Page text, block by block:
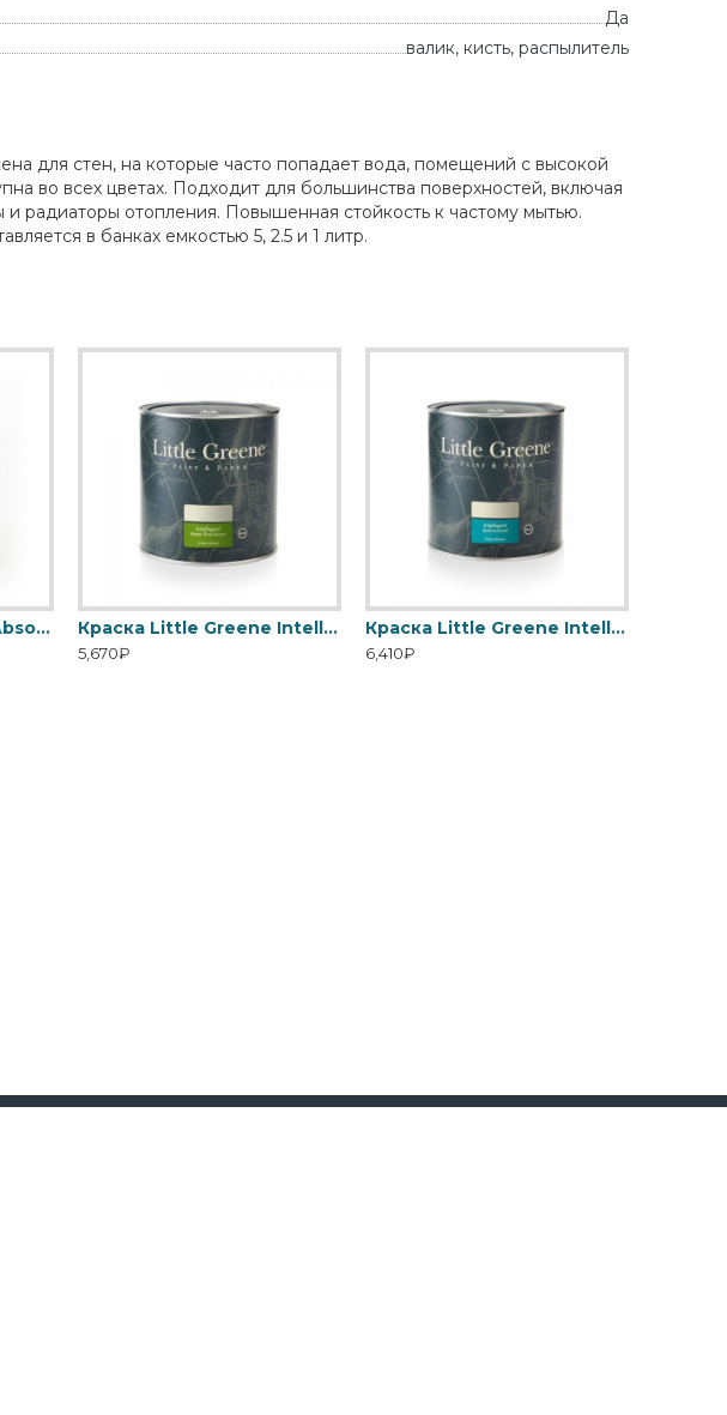
Да
валик, кисть, распылитель
для стен, на которые часто попадает вода, помещений с высокой
во всех цветах. Подходит для большинства поверхностей, включая
радиаторы отопления. Повышенная стойкость к частому мытью.
в банках емкостью 5, 2.5 и 1 литр.
Краска Little Greene Absolute Matt Emulsion Краска Little Greene Intelligent Matt Emulsion
5,670₽
Краска Little Greene Intelligent Satinwood
6,410₽